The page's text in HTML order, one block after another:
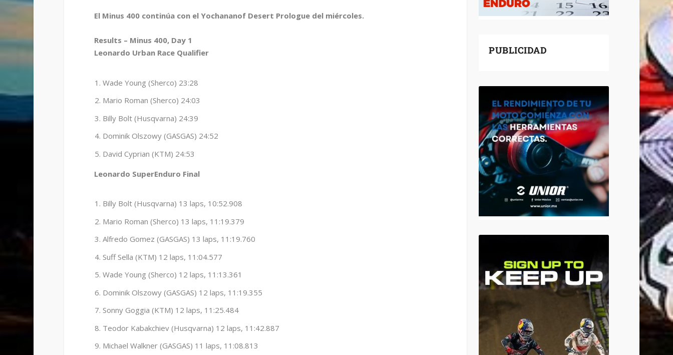
El Minus 400 continúa con el Yochananof Desert Prologue del miércoles.
Results – Minus 400, Day 1
Leonardo Urban Race Qualifier
Wade Young (Sherco) 23:28
Mario Roman (Sherco) 24:03
Billy Bolt (Husqvarna) 24:39
Dominik Olszowy (GASGAS) 24:52
David Cyprian (KTM) 24:53
Leonardo SuperEnduro Final
Billy Bolt (Husqvarna) 13 laps, 10:52.908
Mario Roman (Sherco) 13 laps, 11:19.379
Alfredo Gomez (GASGAS) 13 laps, 11:19.760
Suff Sella (KTM) 12 laps, 11:04.577
Wade Young (Sherco) 12 laps, 11:13.361
Dominik Olszowy (GASGAS) 12 laps, 11:19.355
Sonny Goggia (KTM) 12 laps, 11:25.484
Teodor Kabakchiev (Husqvarna) 12 laps, 11:42.887
Michael Walkner (GASGAS) 11 laps, 11:08.813
PUBLICIDAD